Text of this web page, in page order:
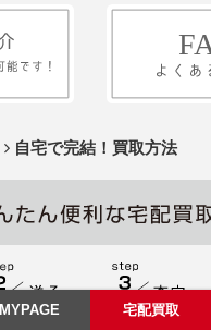
自宅で完結！買取方法
MYPAGE 宅配買取